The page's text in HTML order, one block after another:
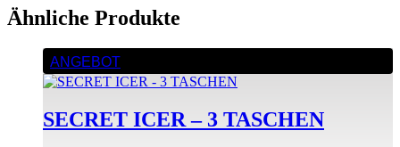
Ähnliche Produkte
ANGEBOT
SECRET ICER – 3 TASCHEN